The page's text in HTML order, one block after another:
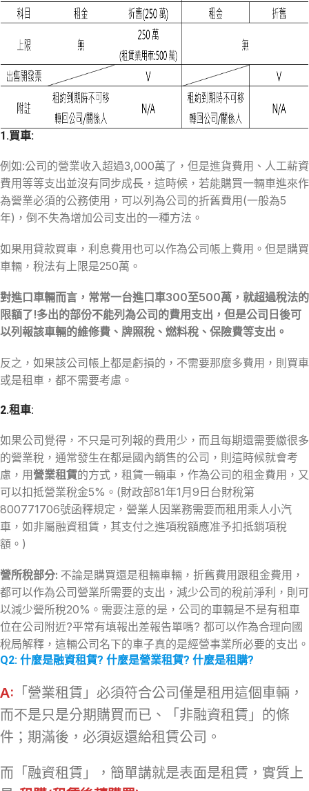
1.買車:
例如:公司的營業收入超過3,000萬了，但是進貨費用、人工薪資
費用等等支出並沒有同步成長，這時候，若能購買一輛車進來作
為營業必須的公務使用，可以列為公司的折舊費用(一般為5
年)，倒不失為增加公司支出的一種方法。
如果用貸款買車，利息費用也可以作為公司帳上費用。但是購買
車輛，稅法有上限是250萬。
對進口車輛而言，常常一台進口車300至500萬，就超過稅法的
限額了!多出的部份不能列為公司的費用支出，但是公司日後可
以列報該車輛的維修費、牌照稅、燃料稅、保險費等支出。
反之，如果該公司帳上都是虧損的，不需要那麼多費用，則買車
或是租車，都不需要考慮。
2.租車:
如果公司覺得，不只是可列報的費用少，而且每期還需要繳很多
的營業稅，通常發生在都是國內銷售的公司，則這時候就會考
慮，用營業租賃的方式，租賃一輛車，作為公司的租金費用，又
可以扣抵營業稅金5%。(財政部81年1月9日台財稅第
800771706號函釋規定，營業人因業務需要而租用乘人小汽
車，如非屬融資租賃，其支付之進項稅額應准予扣抵銷項稅
額。)
營所稅部分: 不論是購買還是租輛車輛，折舊費用跟租金費用，
都可以作為公司營業所需要的支出，減少公司的稅前淨利，則可
以減少營所稅20%。需要注意的是，公司的車輛是不是有租車
位在公司附近?平常有填報出差報告單嗎? 都可以作為合理向國
稅局解釋，這輛公司名下的車子真的是經營事業所必要的支出。
Q2: 什麼是融資租賃? 什麼是營業租賃? 什麼是租購?
A: 「營業租賃」必須符合公司僅是租用這個車輛，
而不是只是分期購買而已、「非融資租賃」的條
件；期滿後，必須返還給租賃公司。
而「融資租賃」，簡單講就是表面是租賃，實質上